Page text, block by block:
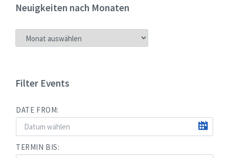
Neuigkeiten nach Monaten
NEUIGKEITEN
NACH
Filter Events
DATE FROM:
TERMIN BIS: